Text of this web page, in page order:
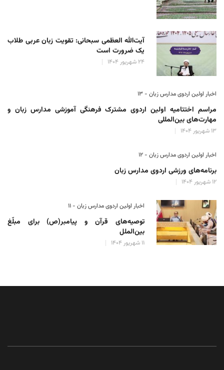
آیت‌الله العظمی سبحانی: تقویت زبان عربی طلاب
یک ضرورت است
۲۴ شهریور ۱۴۰۴
اخبار اولین اردوی مدارس زبان - ۱۳
مراسم اختتامیه اولین اردوی مشترک فرهنگی آموزشی مدارس زبان و
مهارت‌های بین‌المللی
۱۳ شهریور ۱۴۰۴
اخبار اولین اردوی مدارس زبان - ۱۲
برنامه‌های ورزشی اردوی مدارس زبان
۱۲ شهریور ۱۴۰۴
اخبار اولین اردوی مدارس زبان - ۱۱
توصیه‌های قرآن و پیامبر(ص) برای مبلّغ
بین‌الملل
۱۱ شهریور ۱۴۰۴